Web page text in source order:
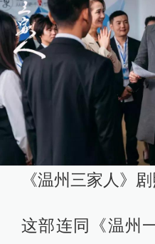
《温州三家人》
这部连同《温州